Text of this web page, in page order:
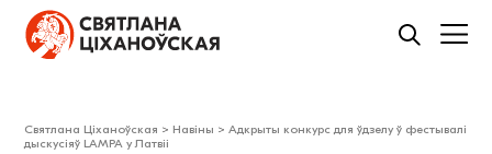
Святлана Ціханоўская > Навіны >Адкрыты конкурс для ўдзелу ў фестывалі
дыскусіяў LAMPA у Латвіі